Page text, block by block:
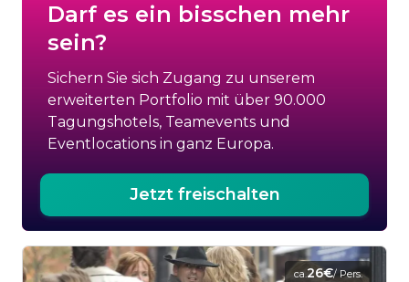
Darf es ein bisschen mehr
sein?
Sichern Sie sich Zugang zu unserem
erweiterten Portfolio mit über 90.000
Tagungshotels, Teamevents und
Eventlocations in ganz Europa.
Jetzt freischalten
ca.26€/ Pers.